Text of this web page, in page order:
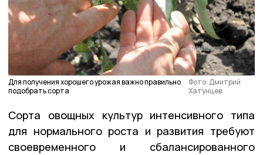
Для получения хорошего урожая важно правильно
подобрать сорта
Фото: Дмитрий
Хатунцев
Сорта овощных культур интенсивного типа
для нормального роста и развития требуют
своевременного и сбалансированного